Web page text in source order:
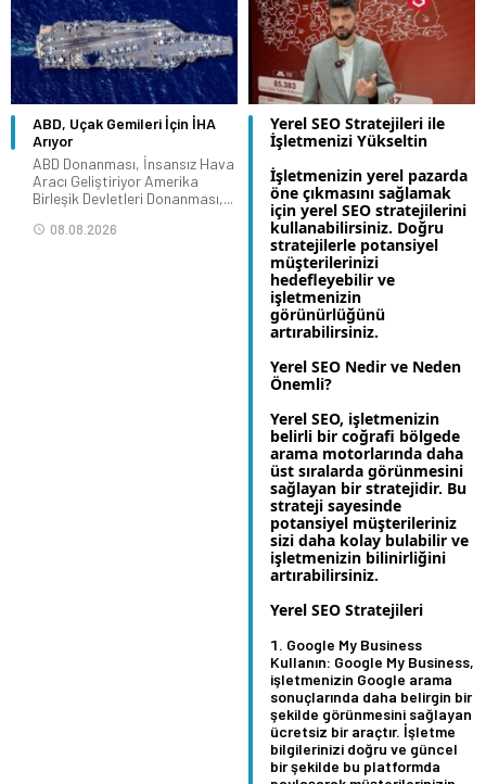
ABD, Uçak Gemileri İçin İHA
Arıyor
ABD Donanması, İnsansız Hava
Aracı Geliştiriyor Amerika
Birleşik Devletleri Donanması,...
08.08.2026
Yerel SEO Stratejileri ile
İşletmenizi Yükseltin
İşletmenizin yerel pazarda
öne çıkmasını sağlamak
için yerel SEO stratejilerini
kullanabilirsiniz. Doğru
stratejilerle potansiyel
müşterilerinizi
hedefleyebilir ve
işletmenizin
görünürlüğünü
artırabilirsiniz.
Yerel SEO Nedir ve Neden
Önemli?
Yerel SEO, işletmenizin
belirli bir coğrafi bölgede
arama motorlarında daha
üst sıralarda görünmesini
sağlayan bir stratejidir. Bu
strateji sayesinde
potansiyel müşterileriniz
sizi daha kolay bulabilir ve
işletmenizin bilinirliğini
artırabilirsiniz.
Yerel SEO Stratejileri
Google My Business
Kullanın: Google My Business,
işletmenizin Google arama
sonuçlarında daha belirgin bir
şekilde görünmesini sağlayan
ücretsiz bir araçtır. İşletme
bilgilerinizi doğru ve güncel
bir şekilde bu platformda